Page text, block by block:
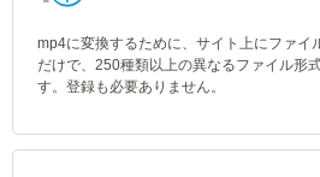
mp4に変換するために、サイト上にファイ
だけで、250種類以上の異なるファイル形
す。登録も必要ありません。